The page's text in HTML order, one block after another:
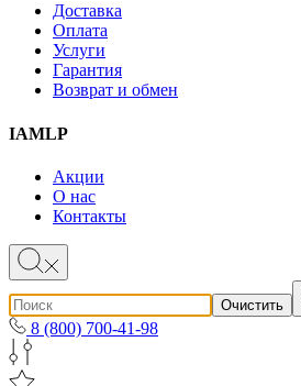
Доставка
Оплата
Услуги
Гарантия
Возврат и обмен
IAMLP
Акции
О нас
Контакты
Очистить
8 (800) 700-41-98